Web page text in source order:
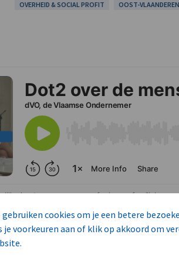
gebruiken cookies om je een betere
je voorkeuren aan of klik op akkoord om
OVERHEID & SOCIAL PROFIT OOST-VLAANDEREN